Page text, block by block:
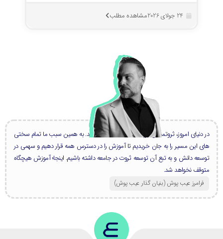
24 جولای 2026 مشاهده مطلب
در دنیای امروز، ثروتمندان بزرگ، همه دانشمند هستند. به همین سبب ما تمام سختی
های این مسیر را به جان خریدیم تا آموزش را در دسترس همه قرار دهیم و سهمی در
توسعه دانش و به تبع آن توسعه ثروت در جامعه داشته باشیم. اینجا؛ آموزش هیچگاه
متوقف نخواهد شد.
فرامرز عیب پوش (بنیان گذار عیب پوش​)